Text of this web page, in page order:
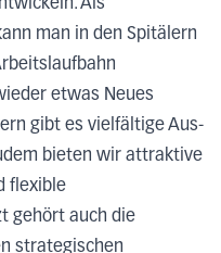
Als
man in den Spitälern
etwas Neues
gibt es vielfältige Aus-
bieten wir attraktive
flexible
gehört auch die
strategischen